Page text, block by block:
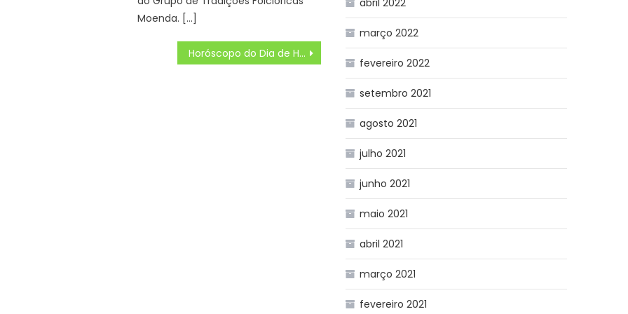
Moenda. […]
Horóscopo do Dia de Hoje Previsões dos astros, cor e número da sorte do seu signo, Quinta (13/03/2025)
abril 2022
março 2022
fevereiro 2022
setembro 2021
agosto 2021
julho 2021
junho 2021
maio 2021
abril 2021
março 2021
fevereiro 2021